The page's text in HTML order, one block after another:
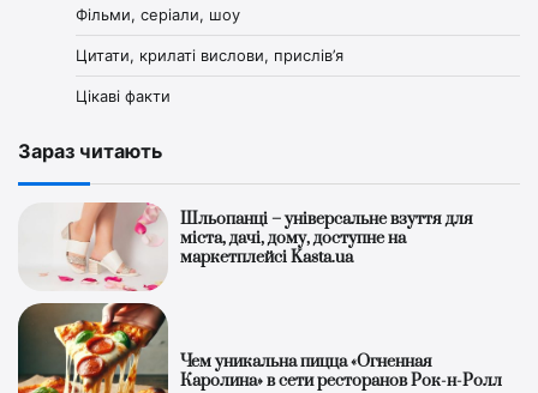
Фільми, серіали, шоу
Цитати, крилаті вислови, прислів’я
Цікаві факти
Зараз читають
Шльопанці – універсальне взуття для
міста, дачі, дому, доступне на
маркетплейсі Kasta.ua
Чем уникальна пицца «Огненная
Каролина» в сети ресторанов Рок-н-Ролл